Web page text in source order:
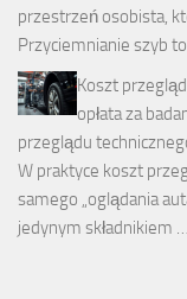
przestrzeń osobista,
Przyciemnianie szyb
Koszt
opłata za
przeglądu
W praktyce koszt
samego „oglądania
jedynym składnikiem …